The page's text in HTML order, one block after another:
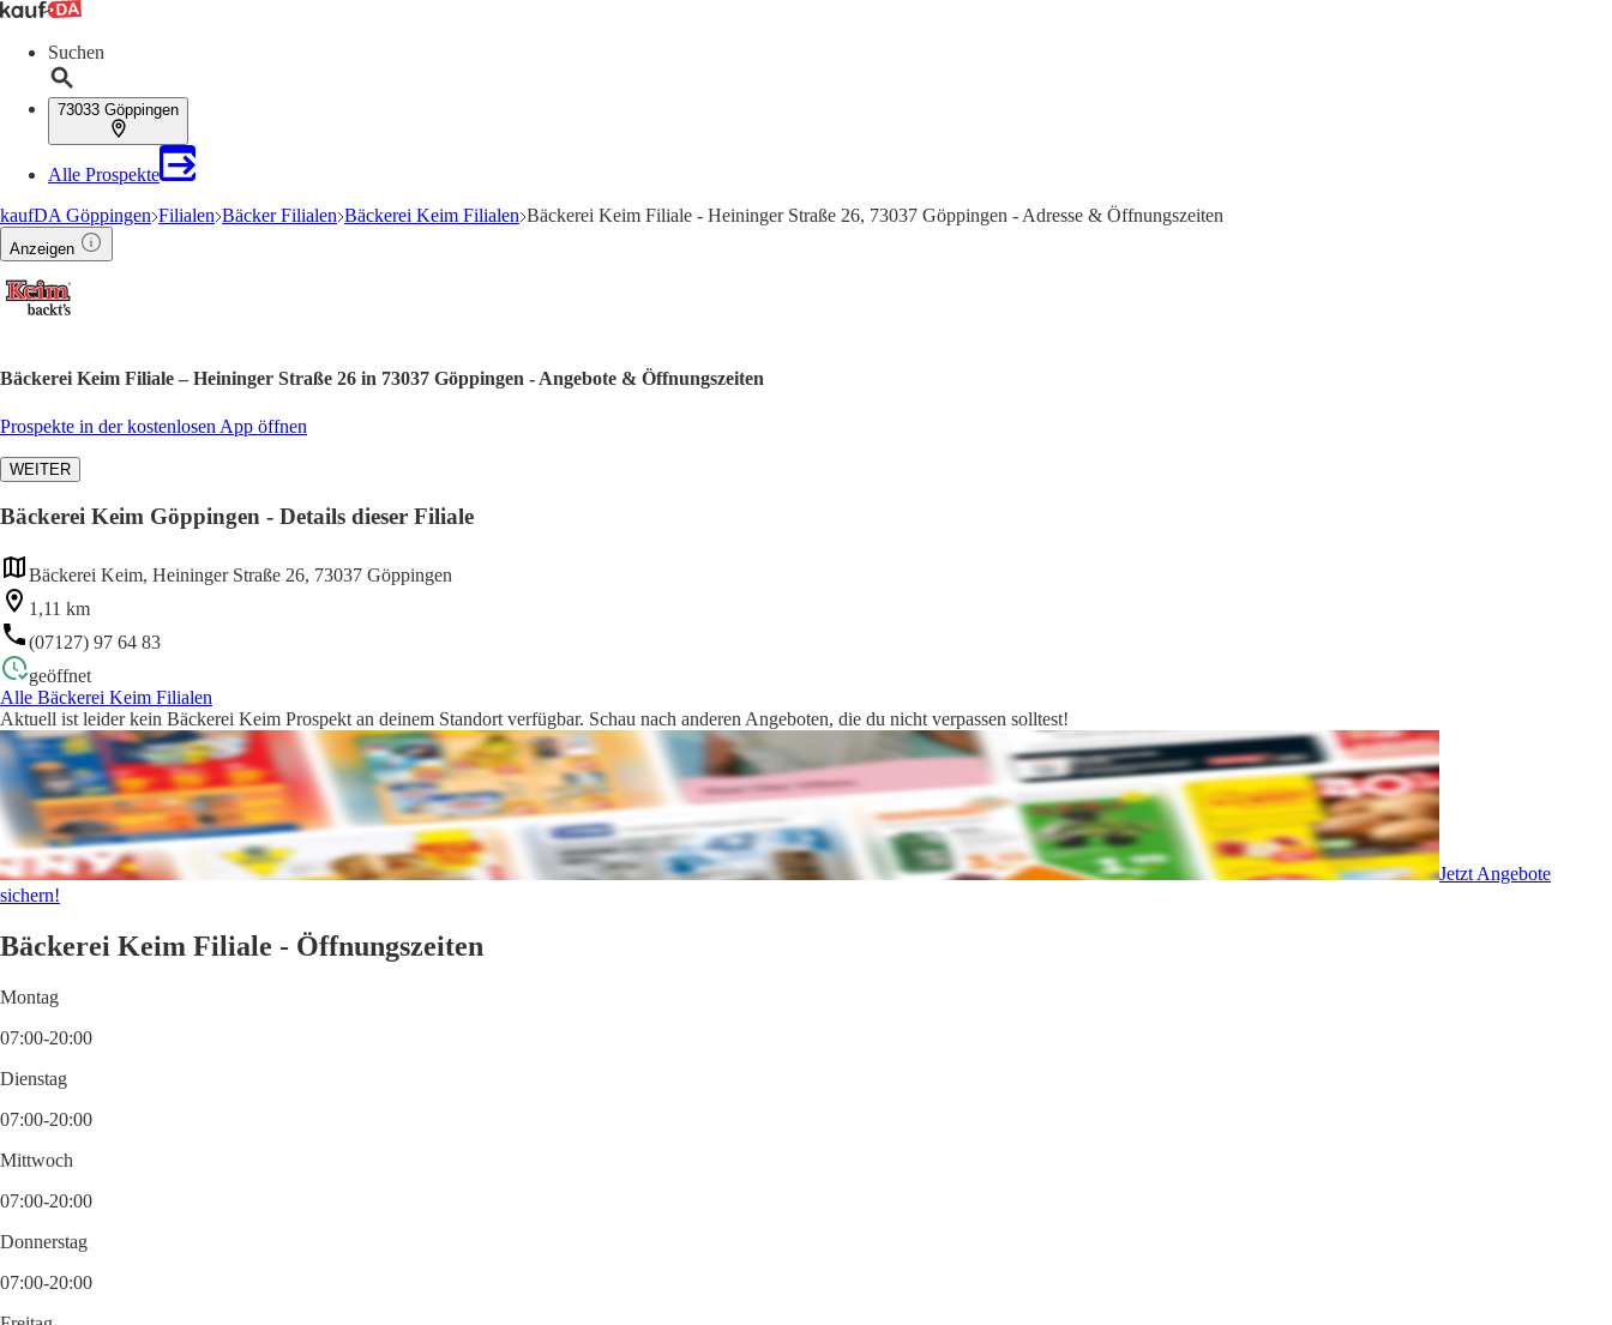
Suchen
73033 Göppingen
Alle Prospekte
kaufDA Göppingen Filialen Bäcker Filialen Bäckerei Keim Filialen Bäckerei Keim Filiale - Heininger Straße 26, 73037 Göppingen - Adresse & Öffnungszeiten
Anzeigen
Bäckerei Keim Filiale – Heininger Straße 26 in 73037 Göppingen - Angebote & Öffnungszeiten
Prospekte in der kostenlosen App öffnen
WEITER
Bäckerei Keim Göppingen - Details dieser Filiale
Bäckerei Keim, Heininger Straße 26, 73037 Göppingen
1,11 km
(07127) 97 64 83
geöffnet
Alle Bäckerei Keim Filialen
Aktuell ist leider kein Bäckerei Keim Prospekt an deinem Standort verfügbar. Schau nach anderen Angeboten, die du nicht verpassen solltest!
Jetzt Angebote
sichern!
Bäckerei Keim Filiale - Öffnungszeiten
Montag
07:00-20:00
Dienstag
07:00-20:00
Mittwoch
07:00-20:00
Donnerstag
07:00-20:00